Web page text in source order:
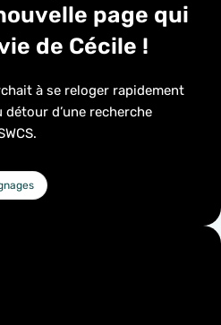
page qui
de Cécile !
à se reloger rapidement
d’une recherche
: